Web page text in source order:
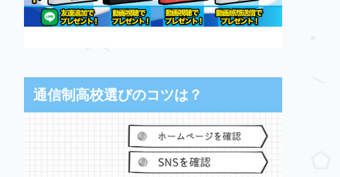
通信制高校選びのコツは？